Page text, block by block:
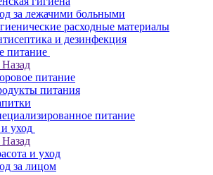
за лежачими больными
расходные материалы
и дезинфекция
питание
Назад
питание
питания
питание
уход
Назад
и уход
за лицом